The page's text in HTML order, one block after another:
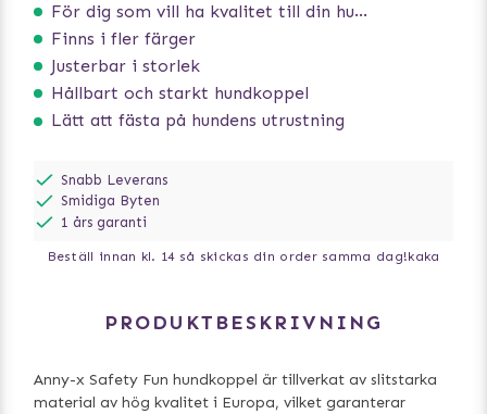
För dig som vill ha kvalitet till din hund!
Finns i fler färger
Justerbar i storlek
Hållbart och starkt hundkoppel
Lätt att fästa på hundens utrustning
Snabb Leverans
Smidiga Byten
1 års garanti
Beställ innan kl. 14 så skickas din order samma dag!kaka
PRODUKTBESKRIVNING
Anny-x Safety Fun hundkoppel är tillverkat av slitstarka
material av hög kvalitet i Europa, vilket garanterar